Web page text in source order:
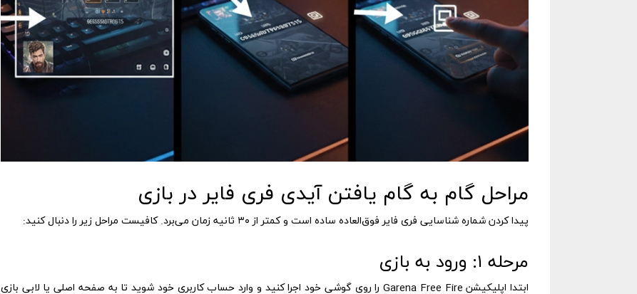
مراحل گام به گام یافتن آیدی فری فایر در بازی
پیدا کردن شماره شناسایی فری فایر فوق‌العاده ساده است و کمتر از ۳۰ ثانیه زمان می‌برد. کافیست مراحل زیر را دنبال کنید:
مرحله ۱: ورود به بازی
ابتدا اپلیکیشن Garena Free Fire را روی گوشی خود اجرا کنید و وارد حساب کاربری خود شوید تا به صفحه اصلی یا لابی بازی